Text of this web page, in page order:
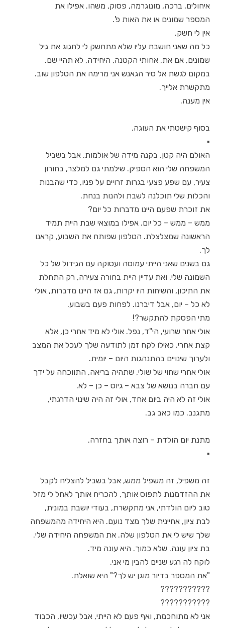
איחולים, ברכה, מונוגרמה, פסוק, משהו. אפילו את
המספר שמונים או את האות פ'.
אין לי חשק.
כל מה שאני חושבת עליו שלא מתחשק לי לחגוג את גיל
שמונים, אם את, אחותי הקטנה, היחידה, לא תהיי שם.
במקום לגשת אל סיר הגאנש אני מרימה את הטלפון שוב.
מתקשרת אלייך.
אין מענה.
בסוף קישטתי את העוגה.
▪
האולם היה קטן, בקנה מידה של אולמות, אבל בשביל
המשפחה שלי הוא הספיק. שילמתי גם למלצר, בחורון
צעיר, עם שפע פצעי בגרות זרויים על פניו, כדי שהבנות
והכלות שלי תוכלנה לשבת ולהנות בנחת.
את זוכרת שפעם היינו מדברות כל יום?
ממש – ממש – כל יום. אפילו במוצאי שבת היית תמיד
הראשונה שמצלצלת. הטלפון שפותח את השבוע, קראנו
לך.
גם בשנים שאני הייתי עמוסה ועסוקה עם הגידול של כל
השמונה שלי, ואת עדיין היית בחורה צעירה, רק התחלת
את התיכון, והשיחות היו יקרות, גם אז היינו מדברות, אולי
לא כל – יום, אבל דיברנו. לפחות פעם בשבוע.
מתי הפסקת להתקשר?!
אולי אחר שרועי, הי"ד, נפל. אולי לא מיד אחרי כן, אלא
קצת אחרי. כאילו לקח זמן לתודעה שלך לעכל את המצב
ולערוך שינויים בהתנהגות היום – יומית.
אולי אחרי שחוי של שולי, שתהיה בריאה, התווכחה על ידך
עם חברה בנושא של צבא – גיוס – כן – לא.
אולי זה לא היה ביום אחד, אולי זה היה שינוי הדרגתי,
מתגנב. כמו כאב גב.
מתנת יום הולדת – רוצה אותך בחזרה.
▪
זה משפיל, זה משפיל ממש, אבל בשביל להצליח לקבל
את ההזדמנות לתפוס אותך, להכריח אותך לאחל לי מזל
טוב ליום הולדתי, אני מתקשרת, בעודי יושבת במונית,
לבת ציון, אחיינית שלך מצד נועם. היא היחידה מהמשפחה
שלך שיש לי את הטלפון שלה. את המשפחה היחידה שלי.
בת ציון עונה. שלא כמוך. היא עונה מיד.
לוקח לה רגע שניים להבין מי אני.
"את המספר בדיור מוגן יש לך?" היא שואלת.
???????????
???????????
אני לא מתוחכמת, ואף פעם לא הייתי, אבל עכשיו, הכבוד